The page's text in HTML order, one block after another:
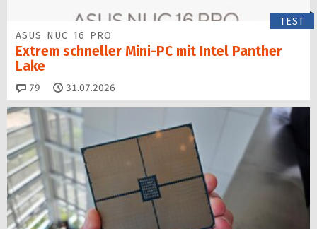
TEST
ASUS NUC 16 PRO
Extrem schneller Mini-PC mit Intel Panther
Lake
79 Kommentare
31.07.2026